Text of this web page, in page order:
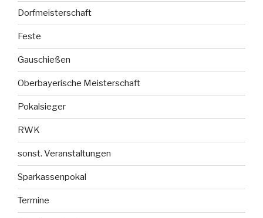
Dorfmeisterschaft
Feste
Gauschießen
Oberbayerische Meisterschaft
Pokalsieger
RWK
sonst. Veranstaltungen
Sparkassenpokal
Termine